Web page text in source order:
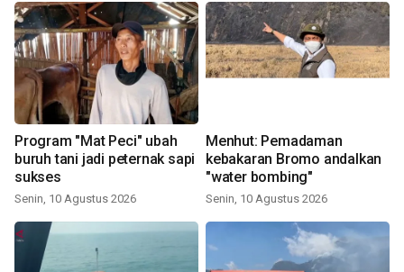
Program "Mat Peci" ubah
buruh tani jadi peternak sapi
sukses
Senin, 10 Agustus 2026
Menhut: Pemadaman
kebakaran Bromo andalkan
"water bombing"
Senin, 10 Agustus 2026